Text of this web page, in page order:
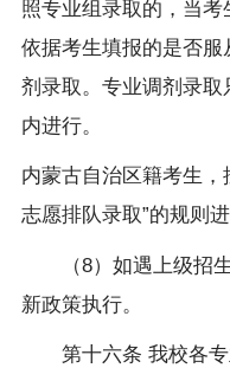
照专业组录取的，当
依据考生填报的是否
剂录取。专业调剂录取
内进行。
内蒙古自治区籍考生，
志愿排队录取”的规则
（8）如遇上级招
新政策执行。
第十六条 我校各